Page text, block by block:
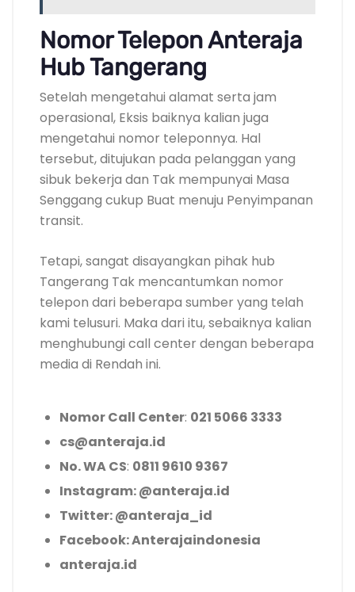
Nomor Telepon Anteraja
Hub Tangerang
Setelah mengetahui alamat serta jam
operasional, Eksis baiknya kalian juga
mengetahui nomor teleponnya. Hal
tersebut, ditujukan pada pelanggan yang
sibuk bekerja dan Tak mempunyai Masa
Senggang cukup Buat menuju Penyimpanan
transit.
Tetapi, sangat disayangkan pihak hub
Tangerang Tak mencantumkan nomor
telepon dari beberapa sumber yang telah
kami telusuri. Maka dari itu, sebaiknya kalian
menghubungi call center dengan beberapa
media di Rendah ini.
Nomor Call Center: 021 5066 3333
cs@anteraja.id
No. WA CS: 0811 9610 9367
Instagram: @anteraja.id
Twitter: @anteraja_id
Facebook: Anterajaindonesia
anteraja.id